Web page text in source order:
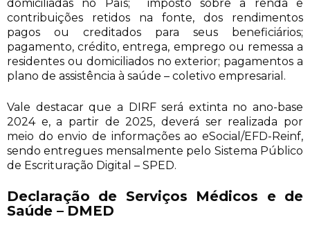
domiciliadas no País; imposto sobre a renda e
contribuições retidos na fonte, dos rendimentos
pagos ou creditados para seus beneficiários;
pagamento, crédito, entrega, emprego ou remessa a
residentes ou domiciliados no exterior; pagamentos a
plano de assistência à saúde – coletivo empresarial.
Vale destacar que a DIRF será extinta no ano-base
2024 e, a partir de 2025, deverá ser realizada por
meio do envio de informações ao eSocial/EFD-Reinf,
sendo entregues mensalmente pelo Sistema Público
de Escrituração Digital – SPED.
Declaração de Serviços Médicos e de
Saúde – DMED